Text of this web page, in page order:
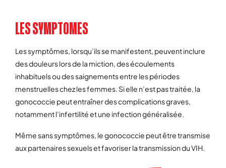
LES SYMPTOMES
Les symptômes, lorsqu’ils se manifestent, peuvent inclure
des douleurs lors de la miction, des écoulements
inhabituels ou des saignements entre les périodes
menstruelles chez les femmes. Si elle n’est pas traitée, la
gonococcie peut entraîner des complications graves,
notamment l’infertilité et une infection généralisée.
Même sans symptômes, le gonococcie peut être transmise
aux partenaires sexuels et favoriser la transmission du VIH.